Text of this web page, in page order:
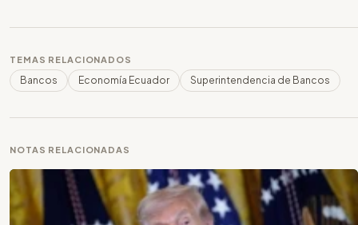
TEMAS RELACIONADOS
Bancos Economía Ecuador Superintendencia de Bancos
NOTAS RELACIONADAS